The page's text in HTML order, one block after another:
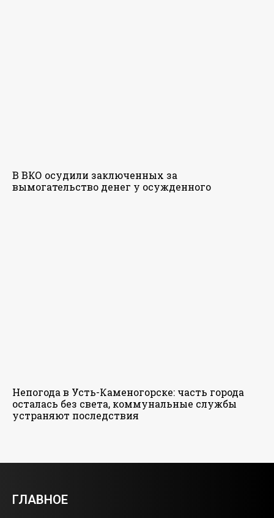
В ВКО осудили заключенных за
вымогательство денег у осужденного
Непогода в Усть-Каменогорске: часть города
осталась без света, коммунальные службы
устраняют последствия
ГЛАВНОЕ